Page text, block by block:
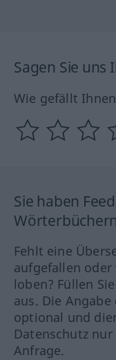
Sagen Sie
Wie gefällt
Sie haben
Fehlt eine
aufgefallen oder
loben? Füllen
aus. Die
optional und
Datenschutz
Anfrage.